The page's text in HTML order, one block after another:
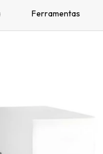
Ferramentas